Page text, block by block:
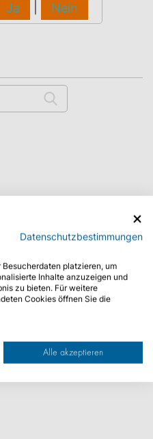
Ja Nein
& Eigenachse
Datenschutzbestimmungen
platzieren, um
Inhalte anzuzeigen und
zu bieten. Für weitere
Cookies öffnen Sie die
Alle akzeptieren